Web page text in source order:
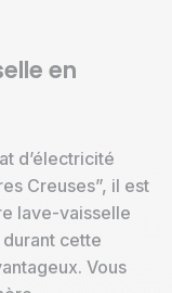
en
d’électricité
Creuses”, il est
lave-vaisselle
cette
Vous